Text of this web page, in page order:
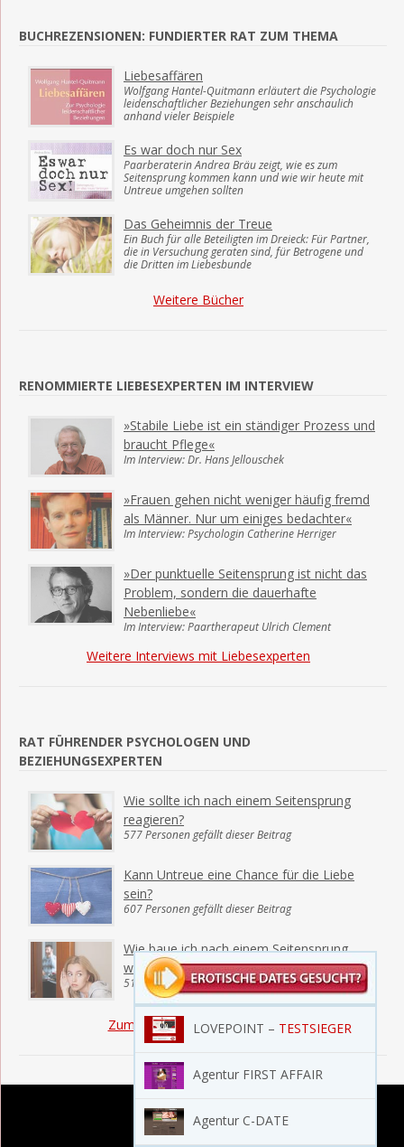
LOVEPOINT – TESTSIEGER
Agentur FIRST AFFAIR
Agentur C-DATE
BUCHREZENSIONEN: FUNDIERTER RAT ZUM THEMA
Liebesaffären
Wolfgang Hantel-Quitmann erläutert die Psychologie
leidenschaftlicher Beziehungen sehr anschaulich
anhand vieler Beispiele
Es war doch nur Sex
Paarberaterin Andrea Bräu zeigt, wie es zum
Seitensprung kommen kann und wie wir heute mit
Untreue umgehen sollten
Das Geheimnis der Treue
Ein Buch für alle Beteiligten im Dreieck: Für Partner,
die in Versuchung geraten sind, für Betrogene und
die Dritten im Liebesbunde
Weitere Bücher
RENOMMIERTE LIEBESEXPERTEN IM INTERVIEW
»Stabile Liebe ist ein ständiger Prozess und
braucht Pflege«
Im Interview: Dr. Hans Jellouschek
»Frauen gehen nicht weniger häufig fremd
als Männer. Nur um einiges bedachter«
Im Interview: Psychologin Catherine Herriger
»Der punktuelle Seitensprung ist nicht das
Problem, sondern die dauerhafte
Nebenliebe«
Im Interview: Paartherapeut Ulrich Clement
Weitere Interviews mit Liebesexperten
RAT FÜHRENDER PSYCHOLOGEN UND
BEZIEHUNGSEXPERTEN
Wie sollte ich nach einem Seitensprung
reagieren?
577 Personen gefällt dieser Beitrag
Kann Untreue eine Chance für die Liebe
sein?
607 Personen gefällt dieser Beitrag
Wie baue ich nach einem Seitensprung
wieder Vertrauen auf?
519 Personen gefällt dieser Beitrag
Zum Beziehungs-Kompendium